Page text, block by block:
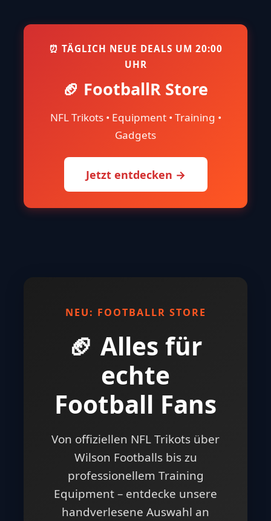
⏰ TÄGLICH NEUE DEALS UM 20:00
UHR
🏈 FootballR Store
NFL Trikots • Equipment • Training •
Gadgets
Jetzt entdecken →
NEU: FOOTBALLR STORE
🏈 Alles für
echte
Football Fans
Von offiziellen NFL Trikots über
Wilson Footballs bis zu
professionellem Training
Equipment – entdecke unsere
handverlesene Auswahl an